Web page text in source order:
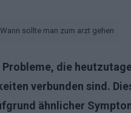
Wann sollte man zum arzt gehen
die
verbunden sind.
ähnlicher